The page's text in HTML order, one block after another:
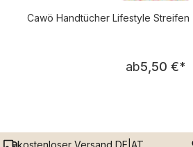
Cawö Handtücher Lifestyle
ab5,50 €*